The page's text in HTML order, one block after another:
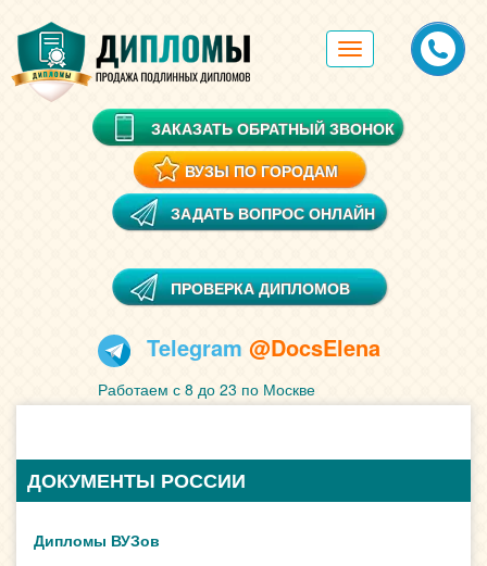
Toggle
navigation
ЗАКАЗАТЬ ОБРАТНЫЙ ЗВОНОК
ВУЗЫ ПО ГОРОДАМ
ЗАДАТЬ ВОПРОС ОНЛАЙН
ПРОВЕРКА ДИПЛОМОВ
Telegram @DocsElena
Работаем с 8 до 23 по Москве
ДОКУМЕНТЫ РОССИИ
Дипломы ВУЗов